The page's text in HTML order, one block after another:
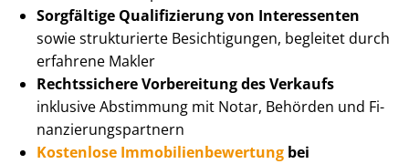
Sorgfältige Qualifizierung von Interessenten
sowie strukturierte Besichtigungen, begleitet durch
erfahrene Makler
Rechtssichere Vorbereitung des Verkaufs
inklusive Abstimmung mit Notar, Behörden und Fi­
nan­zie­rungs­part­nern
Kostenlose Im­mo­bi­li­en­be­wer­tung bei